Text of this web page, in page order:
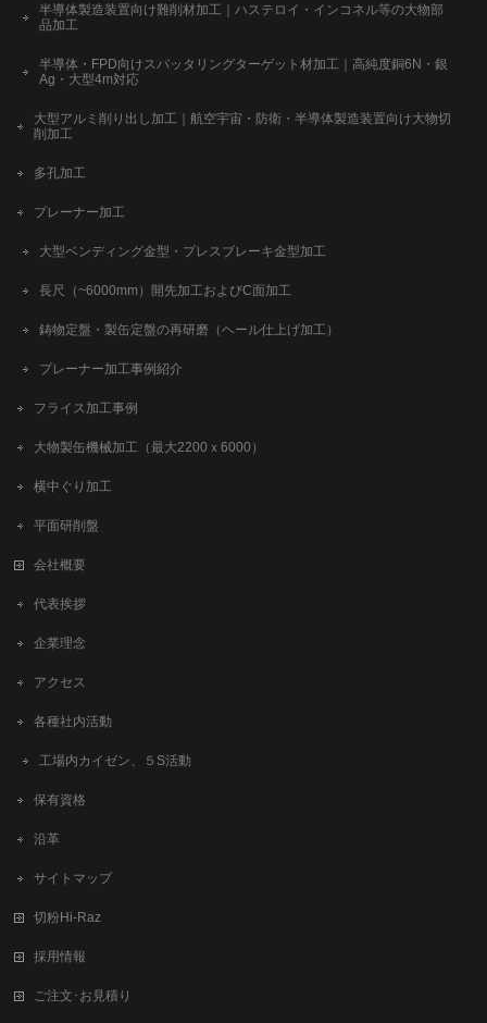
半導体製造装置向け難削材加工｜ハステロイ・インコネル等の大物部
品加工
半導体・FPD向けスパッタリングターゲット材加工｜高純度銅6N・銀
Ag・大型4m対応
大型アルミ削り出し加工｜航空宇宙・防衛・半導体製造装置向け大物切
削加工
多孔加工
プレーナー加工
大型ベンディング金型・プレスブレーキ金型加工
長尺（~6000mm）開先加工およびC面加工
鋳物定盤・製缶定盤の再研磨（ヘール仕上げ加工）
プレーナー加工事例紹介
フライス加工事例
大物製缶機械加工（最大2200ｘ6000）
横中ぐり加工
平面研削盤
会社概要
代表挨拶
企業理念
アクセス
各種社内活動
工場内カイゼン、５S活動
保有資格
沿革
サイトマップ
切粉Hi-Raz
採用情報
ご注文･お見積り